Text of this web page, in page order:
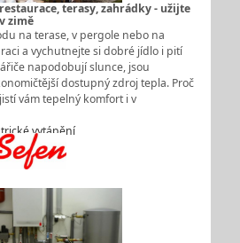
terasy, zahrádky - užijte
zimě
na terase, v pergole nebo na
a vychutnejte si dobré jídlo i pití
napodobují slunce, jsou
dostupný zdroj tepla. Proč
vám tepelný komfort i v
vytápění